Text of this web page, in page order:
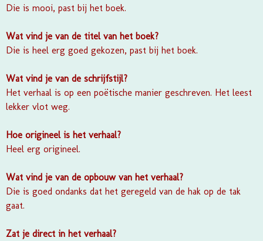
Die is mooi, past bij het boek.
Wat vind je van de titel van het boek?
Die is heel erg goed gekozen, past bij het boek.
Wat vind je van de schrijfstijl?
Het verhaal is op een poëtische manier geschreven. Het leest
lekker vlot weg.
Hoe origineel is het verhaal?
Heel erg origineel.
Wat vind je van de opbouw van het verhaal?
Die is goed ondanks dat het geregeld van de hak op de tak
gaat.
Zat je direct in het verhaal?